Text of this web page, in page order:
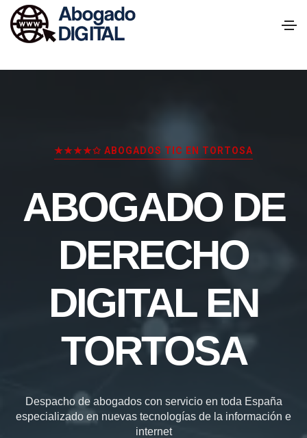
★★★★✩ ABOGADOS TIC EN TORTOSA
ABOGADO DE
DERECHO
DIGITAL EN
TORTOSA
Despacho de abogados con servicio en toda España
especializado en nuevas tecnologías de la información e
internet